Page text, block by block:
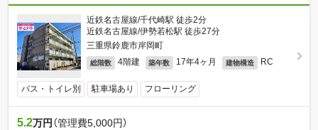
近鉄名古屋線/千代崎駅 徒歩2分
近鉄名古屋線/伊勢若松駅 徒歩27分
三重県鈴鹿市岸岡町
総階数 4階建 築年数 17年4ヶ月 建物構造 RC
バス・トイレ別 駐車場あり フローリング
5.2万円 （管理費5,000円）